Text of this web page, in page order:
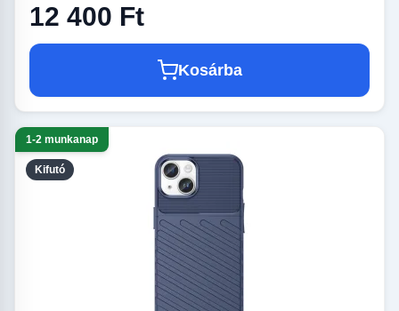
12 400 Ft
Kosárba
Kifutó
1-2 munkanap